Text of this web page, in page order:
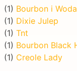
(1) Bourbon i Woda
(1) Dixie Julep
(1) Tnt
(1) Bourbon Black
(1) Creole Lady